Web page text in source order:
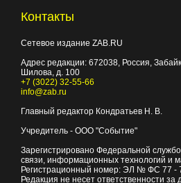
Контакты
Сетевое издание ZAB.RU
Адрес редакции: 672038 , Россия,
Шилова, д. 100
+7 (3022) 32-55-66
info@zab.ru
Главный редактор Кондратьев Н. В.
Учредитель - ООО "Событие"
Зарегистрировано Федеральной
связи, информационных технологий и
Регистрационный номер: ЭЛ № ФС 77 -
Редакция не несет ответственности за